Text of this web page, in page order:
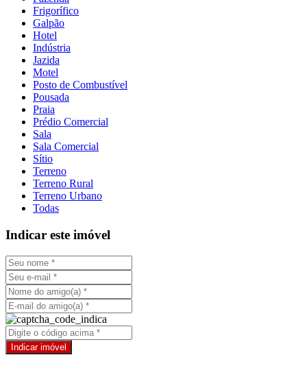
Frigorífico
Galpão
Hotel
Indústria
Jazida
Motel
Posto de Combustível
Pousada
Praia
Prédio Comercial
Sala
Sala Comercial
Sítio
Terreno
Terreno Rural
Terreno Urbano
Todas
Indicar este imóvel